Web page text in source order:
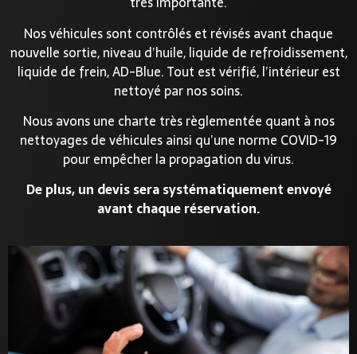
Nos véhicules sont contrôlés et révisés avant chaque
nouvelle sortie, niveau d’huile, liquide de refroidissement,
liquide de frein, AD-Blue. Tout est vérifié, l’intérieur est
nettoyé par nos soins.
Nous avons une charte très règlementée quant à nos
nettoyages de véhicules ainsi qu’une norme COVID-19
pour empêcher la propagation du virus.
De plus, un devis sera systématiquement envoyé
avant chaque réservation.